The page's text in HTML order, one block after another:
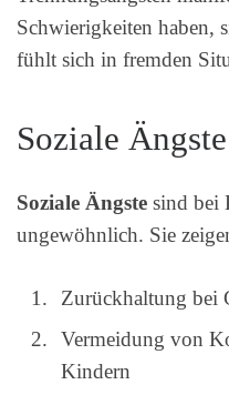
Schwierigkeiten haben,
fühlt sich in fremden
Soziale
Soziale Ängste sind bei
ungewöhnlich. Sie
Zurückhaltung bei
Vermeidung von
Kindern